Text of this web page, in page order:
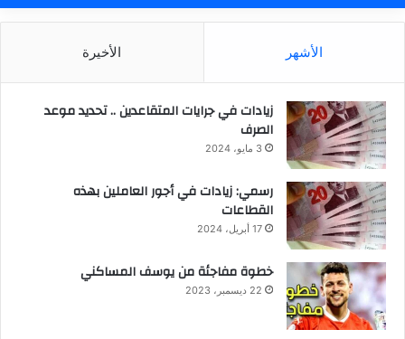
الأشهر الأخيرة
زيادات في جرايات المتقاعدين .. تحديد موعد
الصرف
3 مايو، 2024
رسمي: زيادات في أجور العاملين بهذه
القطاعات
17 أبريل، 2024
خطوة مفاجئة من يوسف المساكني
22 ديسمبر، 2023